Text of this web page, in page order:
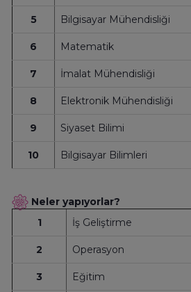
5 Bilgisayar Mühendisliği
6 Matematik
7 İmalat Mühendisliği
8 Elektronik Mühendisliği
9 Siyaset Bilimi
10 Bilgisayar Bilimleri
Neler yapıyorlar?
1
İş Geliştirme
2 Operasyon
3 Eğitim